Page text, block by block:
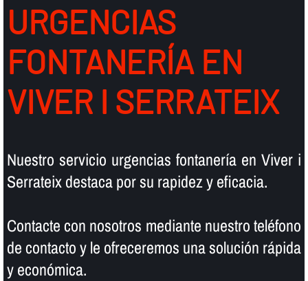
URGENCIAS
FONTANERÍ­A EN
VIVER I SERRATEIX
Nuestro servicio urgencias fontanerí­a en Viver i
Serrateix destaca por su rapidez y eficacia.
Contacte con nosotros mediante nuestro teléfono
de contacto y le ofreceremos una solución rápida
y económica.